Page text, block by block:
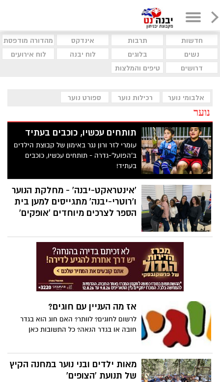
חדשות תרבות אינדקס
מהדורה מודפסת
נשים
בלוגים לוח יבנה
לוח אירועים
דרושים
טיפים והמלצות
אלבומי נוער רכילות נוער ספורט נוער
נוער
תותחים עכשיו, כוכבים בעתיד
עומרי לזר ורון נגר באימון של קבוצת הילדים
ב'הפועל'-גדרה - תותחים עכשיו, כוכבים
בעתיד!
'אינטראקט-יבנה' - מחלקת הנוער
ו'רוטרי-יבנה' מתגייסים למען בית
הספר לצרכים מיוחדים 'אופקים'
אז מה העניין עם חוגים?
לרשום לחוגים? לוותר? האם חוג הוא בגדר
חובה או בגדר הנאה? כל התשובות כאן
מאות ילדים ובני נוער במחנה הקיץ
של תנועת 'הצופים'